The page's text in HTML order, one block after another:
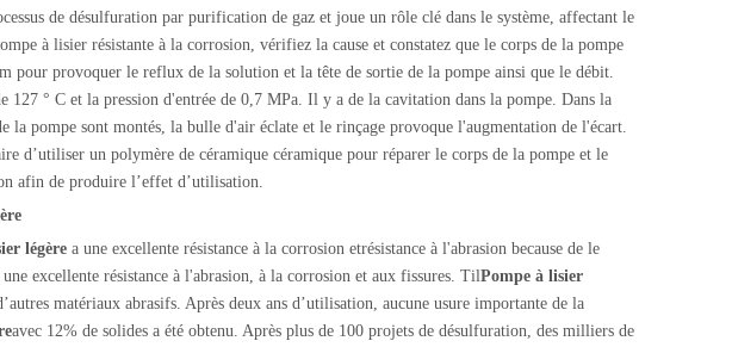
de désulfuration par purification de gaz et joue un rôle clé dans le système, affectant le
à lisier résistante à la corrosion, vérifiez la cause et constatez que le corps de la pompe
pour provoquer le reflux de la solution et la tête de sortie de la pompe ainsi que le débit.
127 ° C et la pression d'entrée de 0,7 MPa. Il y a de la cavitation dans la pompe. Dans la
la pompe sont montés, la bulle d'air éclate et le rinçage provoque l'augmentation de l'écart.
d’utiliser un polymère de céramique céramique pour réparer le corps de la pompe et le
afin de produire l’effet d’utilisation.
légère a une excellente résistance à la corrosion etrésistance à l'abrasion because de le
une excellente résistance à l'abrasion, à la corrosion et aux fissures TilPompe à lisier
matériaux abrasifs. Après deux ans d’utilisation, aucune usure importante de la
avec 12% de solides a été obtenu. Après plus de 100 projets de désulfuration, des milliers de